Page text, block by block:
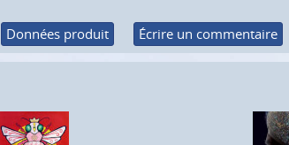
Données produit Écrire un commentaire